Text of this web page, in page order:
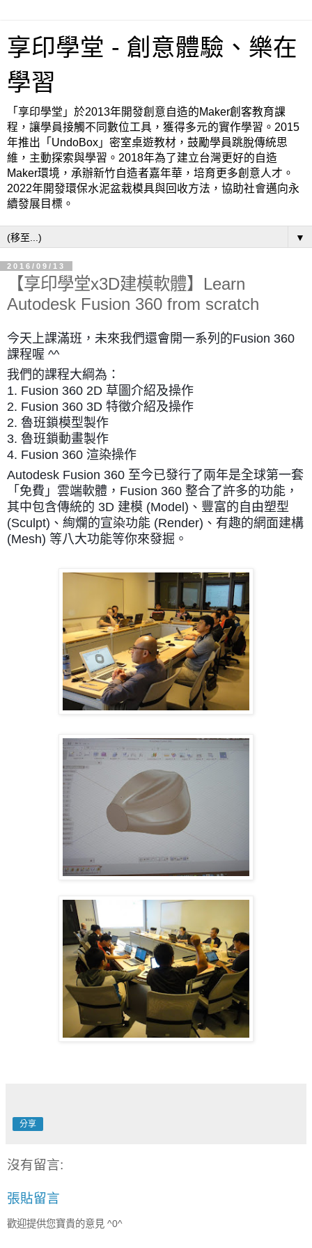
享印學堂 - 創意體驗、樂在
學習
「享印學堂」於2013年開發創意自造的Maker創客教育課
程，讓學員接觸不同數位工具，獲得多元的實作學習。2015
年推出「UndoBox」密室桌遊教材，鼓勵學員跳脫傳統思
維，主動探索與學習。2018年為了建立台灣更好的自造
Maker環境，承辦新竹自造者嘉年華，培育更多創意人才。
2022年開發環保水泥盆栽模具與回收方法，協助社會邁向永
續發展目標。
▼
2016/09/13
【享印學堂x3D建模軟體】Learn
Autodesk Fusion 360 from scratch
今天上課滿班，未來我們還會開一系列的Fusion 360
課程喔 ^^
我們的課程大綱為：
1. Fusion 360 2D 草圖介紹及操作
2. Fusion 360 3D 特徵介紹及操作
2. 魯班鎖模型製作
3. 魯班鎖動畫製作
4. Fusion 360 渲染操作
Autodesk Fusion 360 至今已發行了兩年是全球第一套
「免費」雲端軟體，Fusion 360 整合了許多的功能，
其中包含傳統的 3D 建模 (Model)、豐富的自由塑型
(Sculpt)、絢爛的宣染功能 (Render)、有趣的網面建構
(Mesh) 等八大功能等你來發掘。
分享
沒有留言:
張貼留言
歡迎提供您寶貴的意見 ^0^